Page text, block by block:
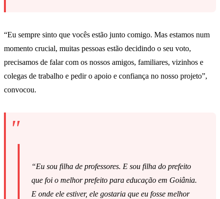
“Eu sempre sinto que vocês estão junto comigo. Mas estamos num
momento crucial, muitas pessoas estão decidindo o seu voto,
precisamos de falar com os nossos amigos, familiares, vizinhos e
colegas de trabalho e pedir o apoio e confiança no nosso projeto”,
convocou.
“Eu sou filha de professores. E sou filha do prefeito
que foi o melhor prefeito para educação em Goiânia.
E onde ele estiver, ele gostaria que eu fosse melhor